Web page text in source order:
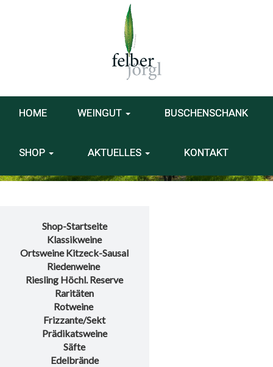
HOME WEINGUT BUSCHENSCHANK
SHOP AKTUELLES KONTAKT
Shop-Startseite
Klassikweine
Ortsweine Kitzeck-Sausal
Riedenweine
Riesling Höchl. Reserve
Raritäten
Rotweine
Frizzante/Sekt
Prädikatsweine
Säfte
Edelbrände